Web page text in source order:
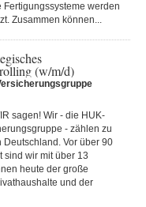
Fertigungs­systeme werden
Zusammen können...
(w/m/d)
sagen! Wir - die HUK-
- zählen zu
Deutschland. Vor über 90
sind wir mit über 13
heute der große
und der